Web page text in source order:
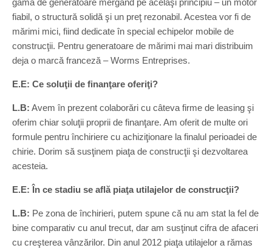
gamă de generatoare mergând pe acelaşi principiu – un motor
fiabil, o structură solidă şi un preţ rezonabil. Acestea vor fi de
mărimi mici, fiind dedicate în special echipelor mobile de
construcţii. Pentru generatoare de mărimi mai mari distribuim
deja o marcă franceză – Worms Entreprises.
E.E: Ce soluţii de finanţare oferiţi?
L.B: Avem în prezent colaborări cu câteva firme de leasing şi
oferim chiar soluţii proprii de finanţare. Am oferit de multe ori
formule pentru închiriere cu achiziţionare la finalul perioadei de
chirie. Dorim să susţinem piaţa de construcţii şi dezvoltarea
acesteia.
E.E: În ce stadiu se află piaţa utilajelor de construcţii?
L.B: Pe zona de închirieri, putem spune că nu am stat la fel de
bine comparativ cu anul trecut, dar am susţinut cifra de afaceri
cu creşterea vânzărilor. Din anul 2012 piaţa utilajelor a rămas